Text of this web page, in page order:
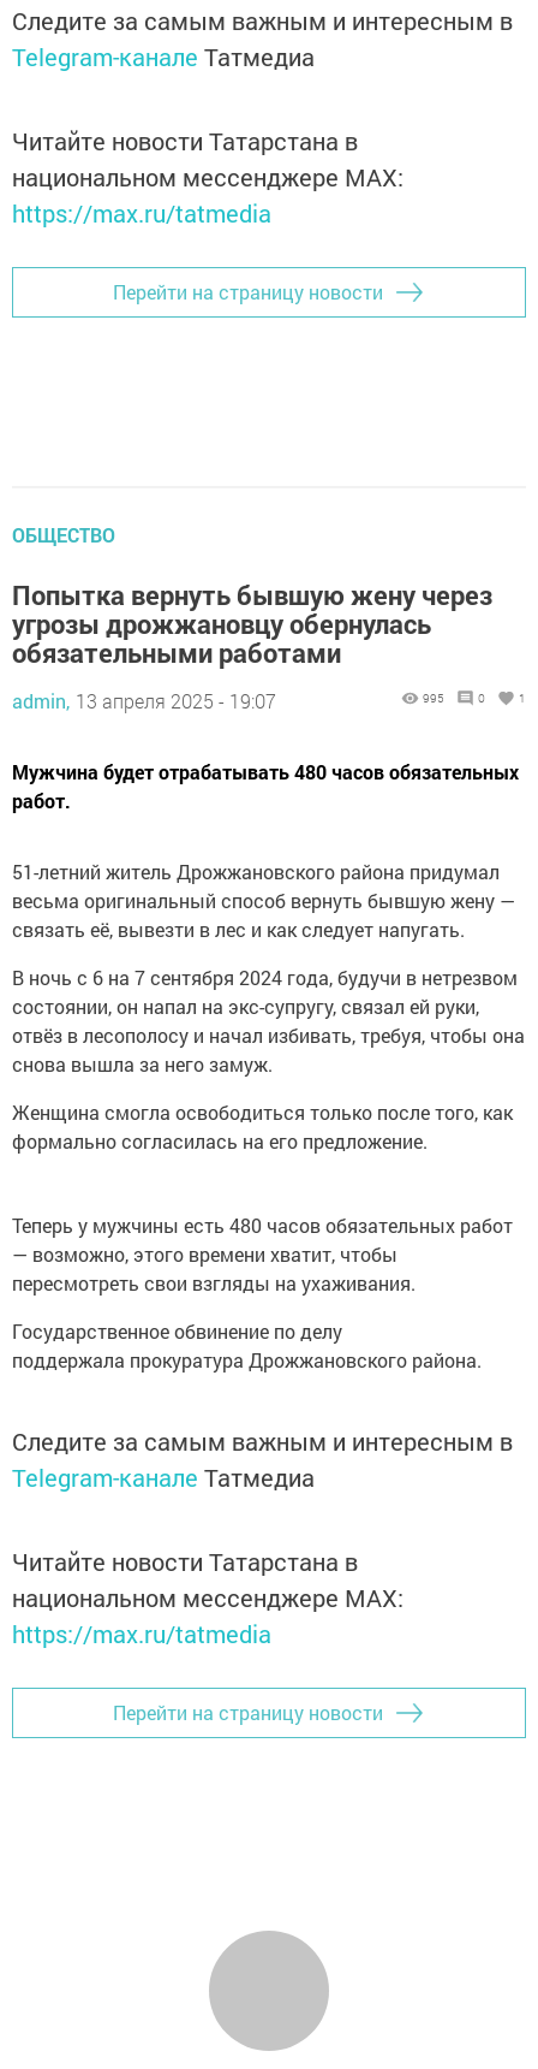
Следите за самым важным и интересным в
Telegram-канале Татмедиа
Читайте новости Татарстана в
национальном мессенджере MАХ:
https://max.ru/tatmedia
Перейти на страницу новости
ОБЩЕСТВО
Попытка вернуть бывшую жену через
угрозы дрожжановцу обернулась
обязательными работами
admin, 13 апреля 2025 - 19:07 995 0 1
Мужчина будет отрабатывать 480 часов обязательных
работ.
51-летний житель Дрожжановского района придумал
весьма оригинальный способ вернуть бывшую жену —
связать её, вывезти в лес и как следует напугать.
В ночь с 6 на 7 сентября 2024 года, будучи в нетрезвом
состоянии, он напал на экс-супругу, связал ей руки,
отвёз в лесополосу и начал избивать, требуя, чтобы она
снова вышла за него замуж.
Женщина смогла освободиться только после того, как
формально согласилась на его предложение.
Теперь у мужчины есть 480 часов обязательных работ
— возможно, этого времени хватит, чтобы
пересмотреть свои взгляды на ухаживания.
Государственное обвинение по делу
поддержала прокуратура Дрожжановского района.
Следите за самым важным и интересным в
Telegram-канале Татмедиа
Читайте новости Татарстана в
национальном мессенджере MАХ:
https://max.ru/tatmedia
Перейти на страницу новости